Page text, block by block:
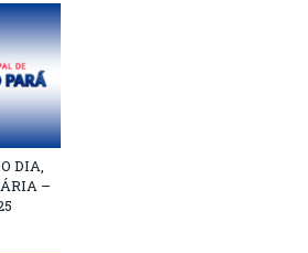
DIA,
–